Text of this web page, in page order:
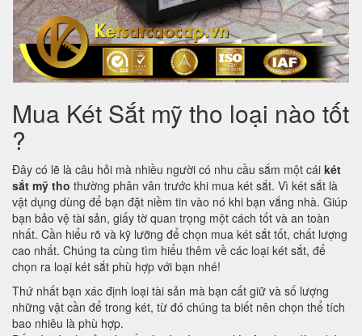
Mua Két Sắt mỹ tho loại nào tốt
?
Đây có lẽ là câu hỏi mà nhiều người có nhu cầu sắm một cái két
sắt mỹ tho thường phân vân trước khi mua két sắt. Vì két sắt là
vật dụng dùng để bạn đặt niềm tin vào nó khi bạn vắng nhà. Giúp
bạn bảo vệ tài sản, giấy tờ quan trọng một cách tốt và an toàn
nhất. Cần hiểu rõ và kỹ lưỡng để chọn mua két sắt tốt, chất lượng
cao nhất. Chúng ta cùng tìm hiểu thêm về các loại két sắt, để
chọn ra loại két sắt phù hợp với bạn nhé!
Thứ nhất bạn xác định loại tài sản mà bạn cất giữ và số lượng
những vật cần để trong két, từ đó chúng ta biết nên chọn thể tích
bao nhiêu là phù hợp.